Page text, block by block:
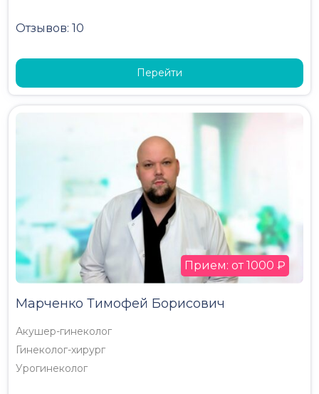
Отзывов: 10
Перейти
Марченко Тимофей Борисович
Акушер-гинеколог
Гинеколог-хирург
Урогинеколог
Прием: от 1000 ₽